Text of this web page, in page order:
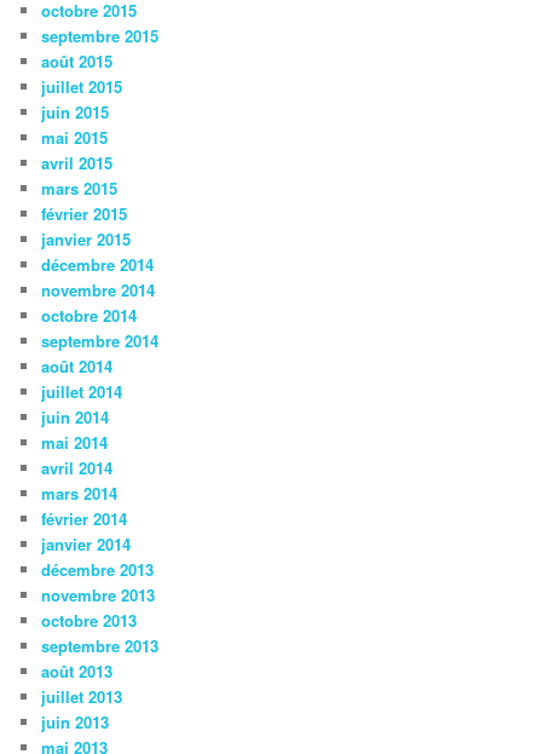
octobre 2015
septembre 2015
août 2015
juillet 2015
juin 2015
mai 2015
avril 2015
mars 2015
février 2015
janvier 2015
décembre 2014
novembre 2014
octobre 2014
septembre 2014
août 2014
juillet 2014
juin 2014
mai 2014
avril 2014
mars 2014
février 2014
janvier 2014
décembre 2013
novembre 2013
octobre 2013
septembre 2013
août 2013
juillet 2013
juin 2013
mai 2013